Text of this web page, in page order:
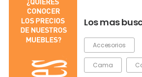
Los mas
Accesorios
Cama